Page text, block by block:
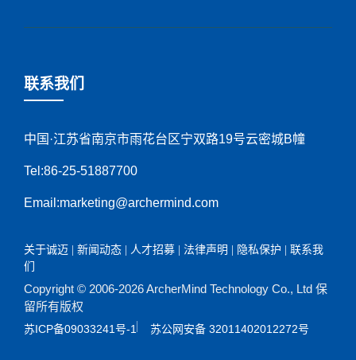
联系我们
中国·江苏省南京市雨花台区宁双路19号云密城B幢
Tel:86-25-51887700
Email:marketing@archermind.com
关于诚迈 新闻动态 人才招募 法律声明 隐私保护
联系我
们
Copyright © 2006-2026 ArcherMind Technology Co., Ltd 保
留所有版权
苏ICP备09033241号-1 苏公网安备 32011402012272号